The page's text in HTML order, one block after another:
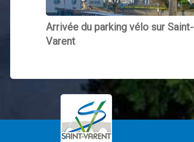
Arrivée du parking vélo sur Saint-
Varent